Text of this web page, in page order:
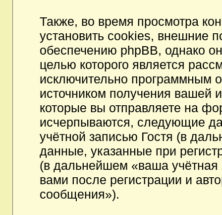
Также, во время просмотра
установить cookies, внешние
обеспечению phpBB, однако
целью которого является
исключительно программным
источником получения
которые вы отправляете на
исчерпываются, следующие
учётной записью Гостя (в
данные, указанные при
(в дальнейшем «ваша
вами после регистрации и
сообщения»).